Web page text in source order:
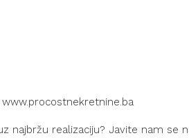
najbržu realizaciju? Javite nam se